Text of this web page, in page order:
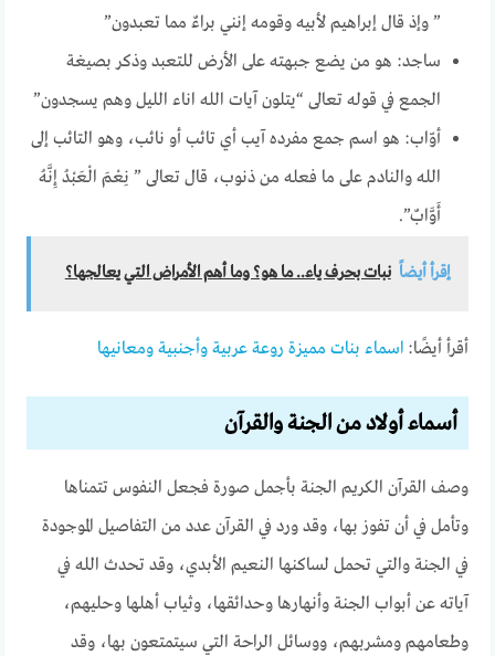
” وإذ قال إبراهيم لأبيه وقومه إنني براءٌ مما تعبدون”
ساجد: هو من يضع جبهته على الأرض للتعبد وذكر بصيغة
الجمع في قوله تعالى “يتلون آيات الله اناء الليل وهم يسجدون”
أوّاب: هو اسم جمع مفرده آيب أي تائب أو نائب، وهو التائب إلى
الله والنادم على ما فعله من ذنوب، قال تعالى ” نِعْمَ الْعَبْدُ إِنَّهُ
أَوَّابٌ”.
إقرأ أيضاً نبات بحرف ياء.. ما هو؟ وما أهم الأمراض التي يعالجها؟
أقرأ أيضًا: اسماء بنات مميزة روعة عربية وأجنبية ومعانيها
أسماء أولاد من الجنة والقرآن
وصف القرآن الكريم الجنة بأجمل صورة فجعل النفوس تتمناها
وتأمل في أن تفوز بها، وقد ورد في القرآن عدد من التفاصيل الموجودة
في الجنة والتي تحمل لساكنها النعيم الأبدي، وقد تحدث الله في
آياته عن أبواب الجنة وأنهارها وحدائقها، وثياب أهلها وحليهم،
وطعامهم ومشربهم، ووسائل الراحة التي سيتمتعون بها، وقد